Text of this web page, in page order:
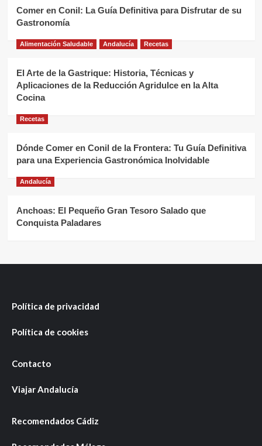
Comer en Conil: La Guía Definitiva para Disfrutar de su
Gastronomía
Alimentación Saludable Andalucía Recetas
El Arte de la Gastrique: Historia, Técnicas y
Aplicaciones de la Reducción Agridulce en la Alta
Cocina
Recetas
Dónde Comer en Conil de la Frontera: Tu Guía Definitiva
para una Experiencia Gastronómica Inolvidable
Andalucía
Anchoas: El Pequeño Gran Tesoro Salado que
Conquista Paladares
Política de privacidad
Política de cookies
Contacto
Viajar Andalucía
Recomendados Cádiz